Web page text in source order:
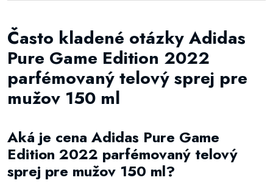
Často kladené otázky Adidas
Pure Game Edition 2022
parfémovaný telový sprej pre
mužov 150 ml
Aká je cena Adidas Pure Game
Edition 2022 parfémovaný telový
sprej pre mužov 150 ml?